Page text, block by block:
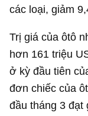
các loại, giảm
Trị giá của ôtô
hơn 161 triệu
ở kỳ đầu tiên
đơn chiếc của
đầu tháng 3 đạt